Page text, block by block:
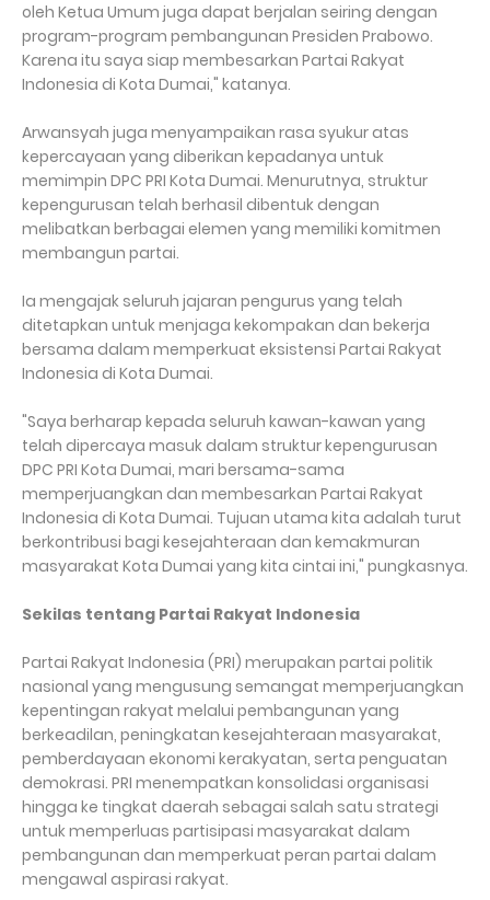
oleh Ketua Umum juga dapat berjalan seiring dengan
program-program pembangunan Presiden Prabowo.
Karena itu saya siap membesarkan Partai Rakyat
Indonesia di Kota Dumai," katanya.
Arwansyah juga menyampaikan rasa syukur atas
kepercayaan yang diberikan kepadanya untuk
memimpin DPC PRI Kota Dumai. Menurutnya, struktur
kepengurusan telah berhasil dibentuk dengan
melibatkan berbagai elemen yang memiliki komitmen
membangun partai.
Ia mengajak seluruh jajaran pengurus yang telah
ditetapkan untuk menjaga kekompakan dan bekerja
bersama dalam memperkuat eksistensi Partai Rakyat
Indonesia di Kota Dumai.
"Saya berharap kepada seluruh kawan-kawan yang
telah dipercaya masuk dalam struktur kepengurusan
DPC PRI Kota Dumai, mari bersama-sama
memperjuangkan dan membesarkan Partai Rakyat
Indonesia di Kota Dumai. Tujuan utama kita adalah turut
berkontribusi bagi kesejahteraan dan kemakmuran
masyarakat Kota Dumai yang kita cintai ini," pungkasnya.
Sekilas tentang Partai Rakyat Indonesia
Partai Rakyat Indonesia (PRI) merupakan partai politik
nasional yang mengusung semangat memperjuangkan
kepentingan rakyat melalui pembangunan yang
berkeadilan, peningkatan kesejahteraan masyarakat,
pemberdayaan ekonomi kerakyatan, serta penguatan
demokrasi. PRI menempatkan konsolidasi organisasi
hingga ke tingkat daerah sebagai salah satu strategi
untuk memperluas partisipasi masyarakat dalam
pembangunan dan memperkuat peran partai dalam
mengawal aspirasi rakyat.